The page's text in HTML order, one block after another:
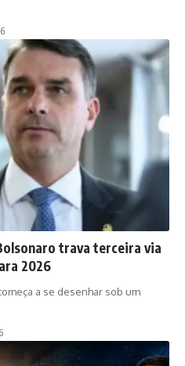
trava terceira via
2026
a se desenhar sob um